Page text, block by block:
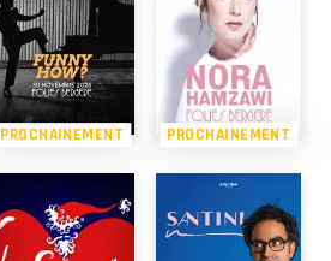
PROCHAINEMENT PROCHAINEMENT